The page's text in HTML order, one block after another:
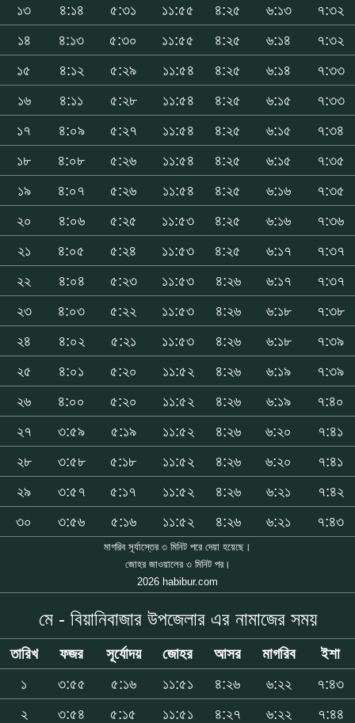
১৩
৪:১৪ ৫:৩১ ১১:৫৫ ৪:২৫ ৬:১৩
৭:৩২
১৪
৪:১৩ ৫:৩০ ১১:৫৫ ৪:২৫ ৬:১৪
৭:৩২
১৫
৪:১২ ৫:২৯ ১১:৫৪ ৪:২৫ ৬:১৪
৭:৩৩
১৬
৪:১১ ৫:২৮ ১১:৫৪ ৪:২৫ ৬:১৫
৭:৩৩
১৭
৪:০৯ ৫:২৭ ১১:৫৪ ৪:২৫ ৬:১৫
৭:৩৪
১৮
৪:০৮ ৫:২৬ ১১:৫৪ ৪:২৫ ৬:১৫
৭:৩৫
১৯
৪:০৭ ৫:২৬ ১১:৫৪ ৪:২৫ ৬:১৬
৭:৩৫
২০
৪:০৬ ৫:২৫ ১১:৫৩ ৪:২৫ ৬:১৬
৭:৩৬
২১
৪:০৫ ৫:২৪ ১১:৫৩ ৪:২৫ ৬:১৭
৭:৩৭
২২
৪:০৪ ৫:২৩ ১১:৫৩ ৪:২৬ ৬:১৭
৭:৩৭
২৩
৪:০৩ ৫:২২ ১১:৫৩ ৪:২৬ ৬:১৮
৭:৩৮
২৪
৪:০২ ৫:২১ ১১:৫৩ ৪:২৬ ৬:১৮
৭:৩৯
২৫
৪:০১ ৫:২০ ১১:৫২ ৪:২৬ ৬:১৯
৭:৩৯
২৬
৪:০০ ৫:২০ ১১:৫২ ৪:২৬ ৬:১৯
৭:৪০
২৭
৩:৫৯ ৫:১৯ ১১:৫২ ৪:২৬ ৬:২০
৭:৪১
২৮
৩:৫৮ ৫:১৮ ১১:৫২ ৪:২৬ ৬:২০
৭:৪১
২৯
৩:৫৭ ৫:১৭ ১১:৫২ ৪:২৬ ৬:২১
৭:৪২
৩০
৩:৫৬ ৫:১৬ ১১:৫২ ৪:২৬ ৬:২১ ৭:৪৩
মাগরিব সূর্যাস্তের ৩ মিনিট পরে দেয়া হয়েছে।
জোহর জাওয়ালের ৩ মিনিট পর।
2026 habibur.com
মে - বিয়ানিবাজার উপজেলার এর নামাজের সময়
তারিখ ফজর সূর্যোদয় জোহর আসর মাগরিব
ইশা
১
৩:৫৫ ৫:১৬ ১১:৫১ ৪:২৬ ৬:২২
৭:৪৩
২
৩:৫৪ ৫:১৫ ১১:৫১ ৪:২৭ ৬:২২
৭:৪৪